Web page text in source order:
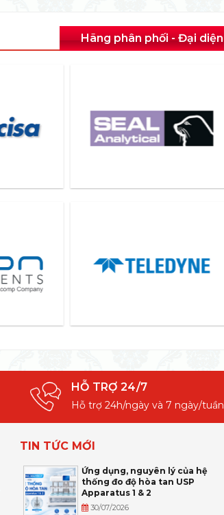
Hãng phân phối - Đại diện
HỖ TRỢ 24/7
Hỗ trợ 24h/ngày và 7 ngày/tuần
TIN TỨC MỚI
Ứng dụng, nguyên lý của hệ
thống đo độ hòa tan USP
Apparatus 1 & 2
30/07/2026